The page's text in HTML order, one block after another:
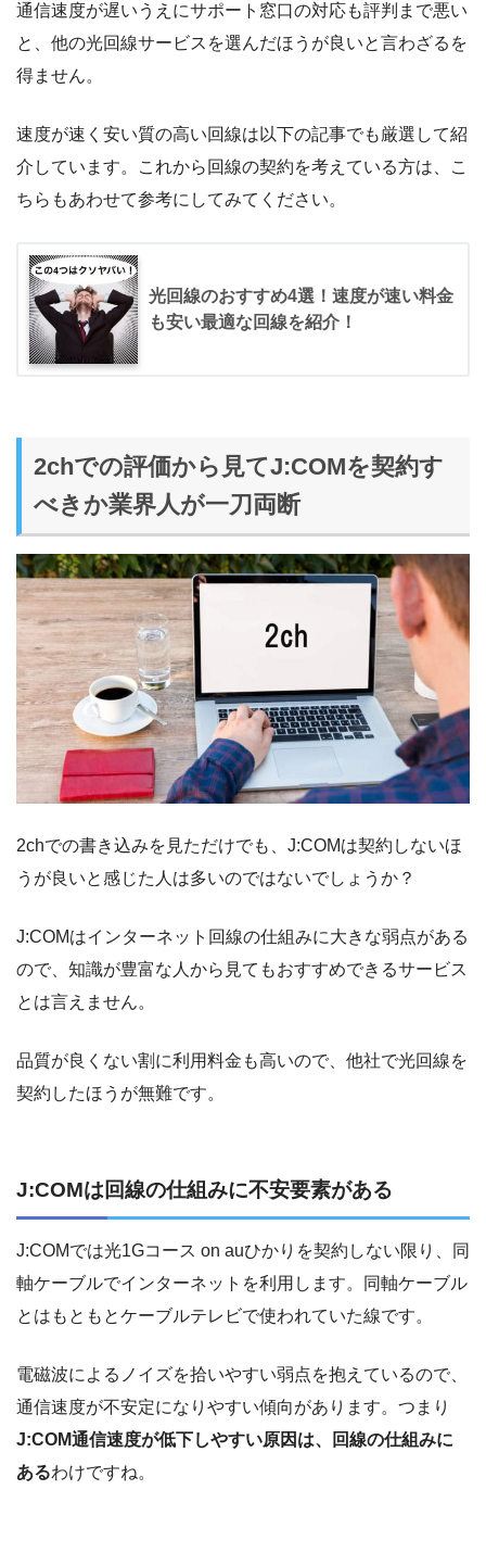
通信速度が遅いうえにサポート窓口の対応も評判まで悪い
と、他の光回線サービスを選んだほうが良いと言わざるを
得ません。
速度が速く安い質の高い回線は以下の記事でも厳選して紹
介しています。これから回線の契約を考えている方は、こ
ちらもあわせて参考にしてみてください。
光回線のおすすめ4選！速度が速い料金
も安い最適な回線を紹介！
2chでの評価から見てJ:COMを契約す
べきか業界人が一刀両断
2chでの書き込みを見ただけでも、J:COMは契約しないほ
うが良いと感じた人は多いのではないでしょうか？
J:COMはインターネット回線の仕組みに大きな弱点がある
ので、知識が豊富な人から見てもおすすめできるサービス
とは言えません。
品質が良くない割に利用料金も高いので、他社で光回線を
契約したほうが無難です。
J:COMは回線の仕組みに不安要素がある
J:COMでは光1Gコース on auひかりを契約しない限り、同
軸ケーブルでインターネットを利用します。同軸ケーブル
とはもともとケーブルテレビで使われていた線です。
電磁波によるノイズを拾いやすい弱点を抱えているので、
通信速度が不安定になりやすい傾向があります。つまり
J:COM通信速度が低下しやすい原因は、回線の仕組みに
あるわけですね。